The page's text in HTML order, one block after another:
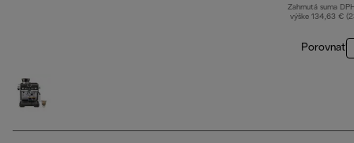
Zahrnutá suma
výške 134,63 €
Porovnať